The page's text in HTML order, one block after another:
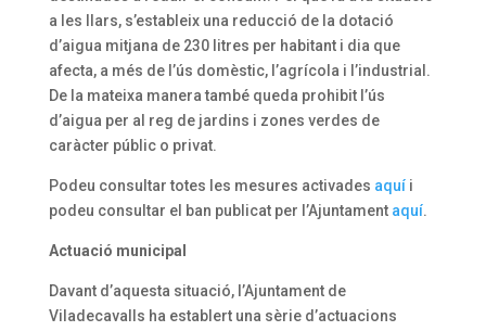
a les llars, s’estableix una reducció de la dotació
d’aigua mitjana de 230 litres per habitant i dia que
afecta, a més de l’ús domèstic, l’agrícola i l’industrial.
De la mateixa manera també queda prohibit l’ús
d’aigua per al reg de jardins i zones verdes de
caràcter públic o privat.
Podeu consultar totes les mesures activades aquíi
podeu consultar el ban publicat per l’Ajuntament aquí.
Actuació municipal
Davant d’aquesta situació, l’Ajuntament de
Viladecavalls ha establert una sèrie d’actuacions